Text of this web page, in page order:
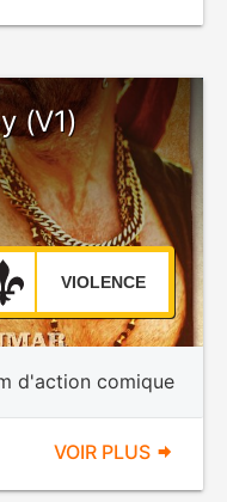
(V1)
VIOLENCE
d'action comique
VOIR PLUS